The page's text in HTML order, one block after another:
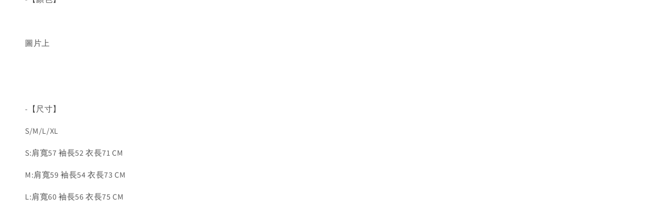
圖片上
-【尺寸】
S/M/L/XL
S:肩寬57 袖長52 衣長71 CM
M:肩寬59 袖長54 衣長73 CM
L:肩寬60 袖長56 衣長75 CM